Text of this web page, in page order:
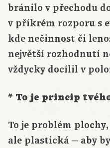
bránilo v přechodu
v příkrém rozporu s
kde nečinnost či
největší rozhodnutí
vždycky docílil v
* To je princip
To je problém
ale plastická ─ aby